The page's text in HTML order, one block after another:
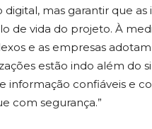
digital, mas garantir que
de vida do projeto. À
e as empresas
estão indo além
informação confiáveis ​​e
com segurança.”